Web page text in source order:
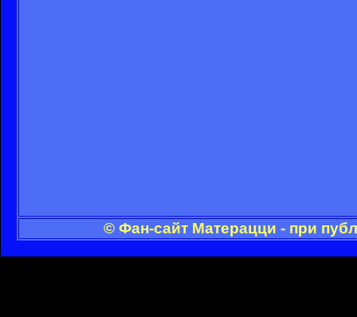
© Фан-сайт Матерацци - при